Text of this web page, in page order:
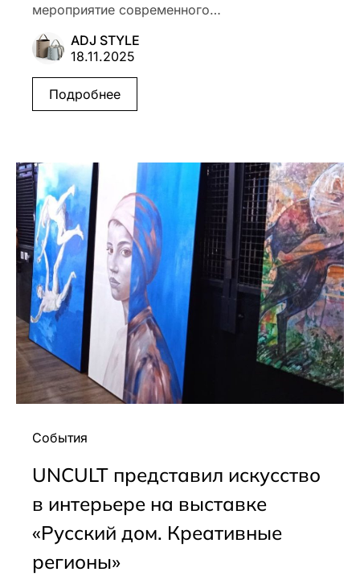
мероприятие современного…
ADJ STYLE
18.11.2025
Подробнее
События
UNCULT представил искусство
в интерьере на выставке
«Русский дом. Креативные
регионы»